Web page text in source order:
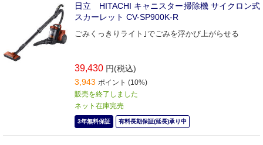
日立 HITACHI キャニスター掃除機 サイクロン式
スカーレット CV-SP900K-R
ごみくっきりライト｣でごみを浮かび上がらせる
39,430 円(税込)
3,943 ポイント (10%)
販売を終了しました
ネット在庫完売
3年無料保証 有料長期保証(延長)承り中